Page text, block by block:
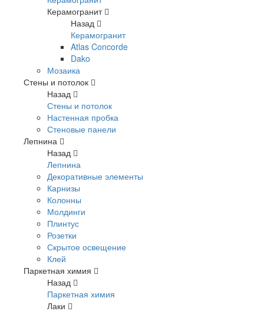
Керамогранит
Назад
Керамогранит
Atlas Concorde
Dako
Мозаика
Стены и потолок
Назад
Стены и потолок
Настенная пробка
Стеновые панели
Лепнина
Назад
Лепнина
Декоративные элементы
Карнизы
Колонны
Молдинги
Плинтус
Розетки
Скрытое освещение
Клей
Паркетная химия
Назад
Паркетная химия
Лаки